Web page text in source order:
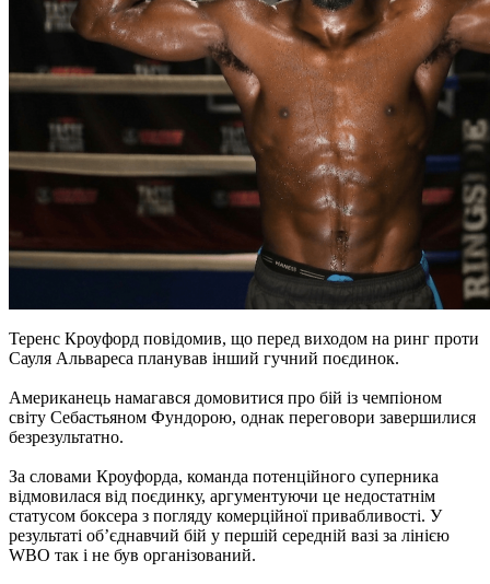
Теренс Кроуфорд повідомив, що перед виходом на ринг проти
Сауля Альвареса планував інший гучний поєдинок.
Американець намагався домовитися про бій із чемпіоном
світу Себастьяном Фундорою, однак переговори завершилися
безрезультатно.
За словами Кроуфорда, команда потенційного суперника
відмовилася від поєдинку, аргументуючи це недостатнім
статусом боксера з погляду комерційної привабливості. У
результаті об’єднавчий бій у першій середній вазі за лінією
WBO так і не був організований.